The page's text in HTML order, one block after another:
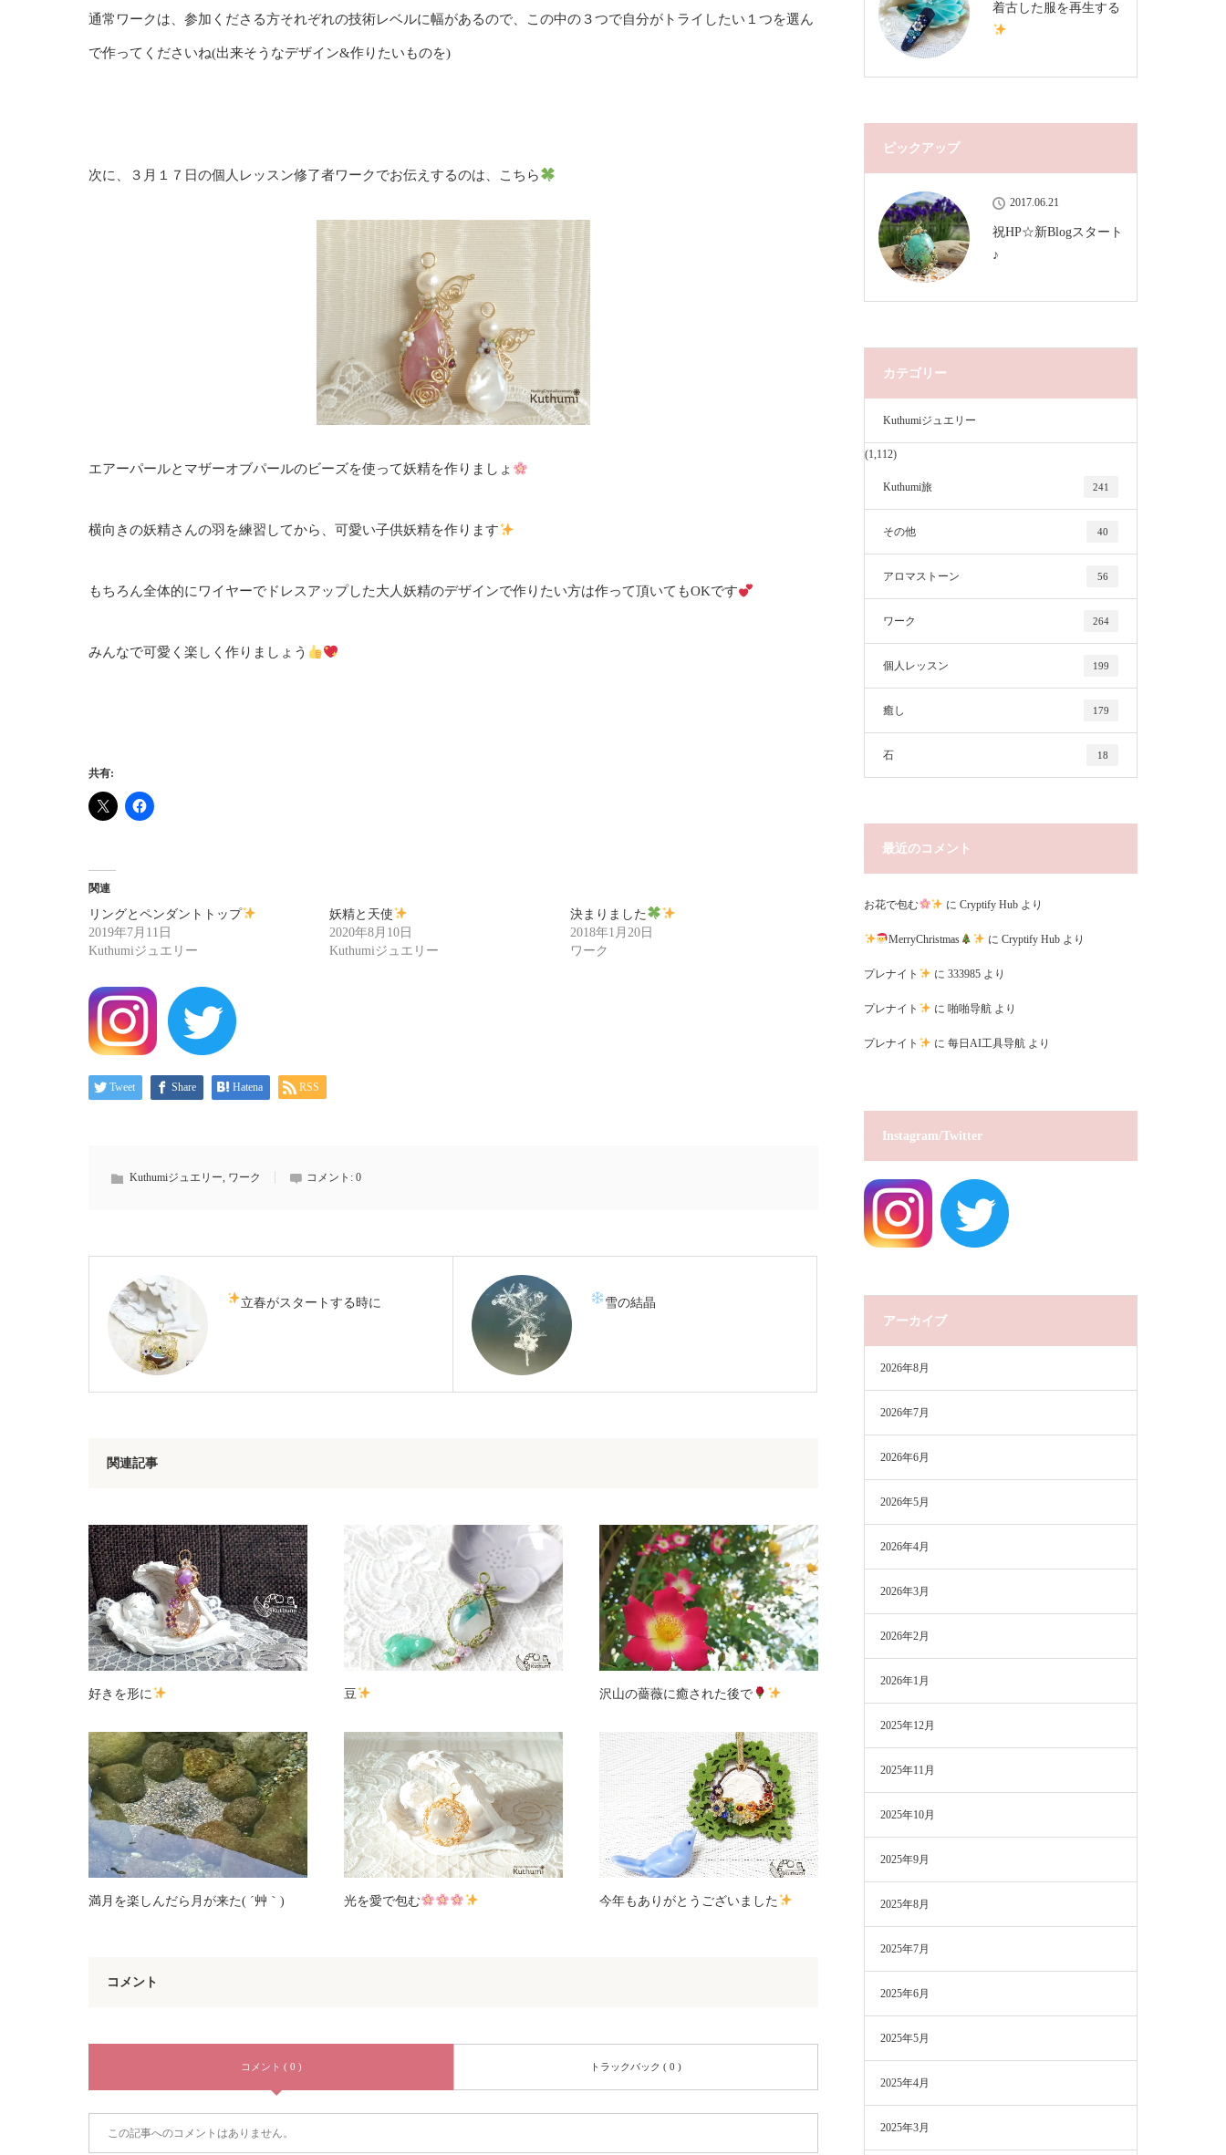
通常ワークは、参加くださる方それぞれの技術レベルに幅があるので、この中の３つで自分がトライしたい１つを選ん
で作ってくださいね(出来そうなデザイン&作りたいものを)
次に、３月１７日の個人レッスン修了者ワークでお伝えするのは、こちら
エアーパールとマザーオブパールのビーズを使って妖精を作りましょ
横向きの妖精さんの羽を練習してから、可愛い子供妖精を作ります
もちろん全体的にワイヤーでドレスアップした大人妖精のデザインで作りたい方は作って頂いてもOKです
みんなで可愛く楽しく作りましょう
共有:
関連
リングとペンダントトップ
2019年7月11日
Kuthumiジュエリー
妖精と天使
2020年8月10日
Kuthumiジュエリー
決まりました
2018年1月20日
ワーク
Tweet Share Hatena RSS
Kuthumiジュエリー, ワーク コメント: 0
立春がスタートする時に 雪の結晶
関連記事
好きを形に 豆 沢山の薔薇に癒された後で
満月を楽しんだら月が来た( ´艸｀) 光を愛で包む 今年もありがとうございました
コメント
コメント ( 0 ) トラックバック ( 0 )
この記事へのコメントはありません。
着古した服を再生する
ピックアップ
2017.06.21
祝HP☆新Blogスタート
♪
カテゴリー
Kuthumiジュエリー
(1,112)
Kuthumi旅 241
その他 40
アロマストーン 56
ワーク 264
個人レッスン 199
癒し 179
石 18
最近のコメント
お花で包む にCryptify Hub より
MerryChristmas に Cryptify Hubより
プレナイト に 333985より
プレナイト に 啪啪导航より
プレナイト に 每日AI工具导航より
Instagram/Twitter
アーカイブ
2026年8月
2026年7月
2026年6月
2026年5月
2026年4月
2026年3月
2026年2月
2026年1月
2025年12月
2025年11月
2025年10月
2025年9月
2025年8月
2025年7月
2025年6月
2025年5月
2025年4月
2025年3月